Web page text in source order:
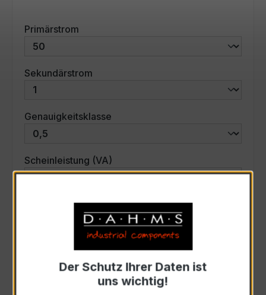
Primärstrom
Sekundärstrom
Genauigkeitsklasse
Scheinleistung (VA)
Anfrage schriftlich
Der Schutz Ihrer Daten ist
uns wichtig!